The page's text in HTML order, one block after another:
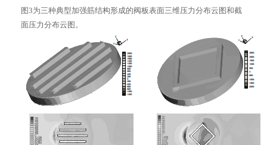
图3为三种典型加强筋结构形成的阀板表面三维压力分布云图和截
面压力分布云图。